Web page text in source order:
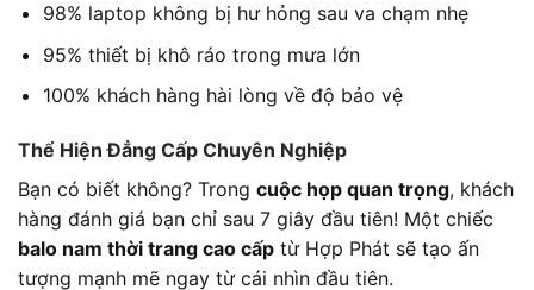
98% laptop không bị hư hỏng sau va chạm nhẹ
95% thiết bị khô ráo trong mưa lớn
100% khách hàng hài lòng về độ bảo vệ
Thể Hiện Đẳng Cấp Chuyên Nghiệp
Bạn có biết không? Trong cuộc họp quan trọng, khách
hàng đánh giá bạn chỉ sau 7 giây đầu tiên! Một chiếc
balo nam thời trang cao cấp từ Hợp Phát sẽ tạo ấn
tượng mạnh mẽ ngay từ cái nhìn đầu tiên.